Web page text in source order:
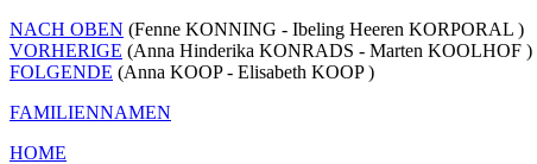
NACH OBEN (Fenne KONNING - Ibeling Heeren KORPORAL )
VORHERIGE (Anna Hinderika KONRADS - Marten KOOLHOF )
FOLGENDE (Anna KOOP - Elisabeth KOOP )
FAMILIENNAMEN
HOME